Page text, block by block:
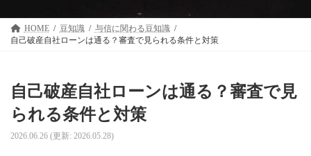
HOME 豆知識
与信に関わる豆知識
自己破産自社ローンは通る？審査で見られる条件と対策
自己破産自社ローンは通る？審査で見
られる条件と対策
2026.06.26 (更新: 2026.05.28)